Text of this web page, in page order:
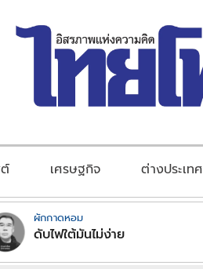
เศรษฐกิจ ต่างประเทศ
ผักกาดหอม
ดับไฟใต้มันไม่ง่าย